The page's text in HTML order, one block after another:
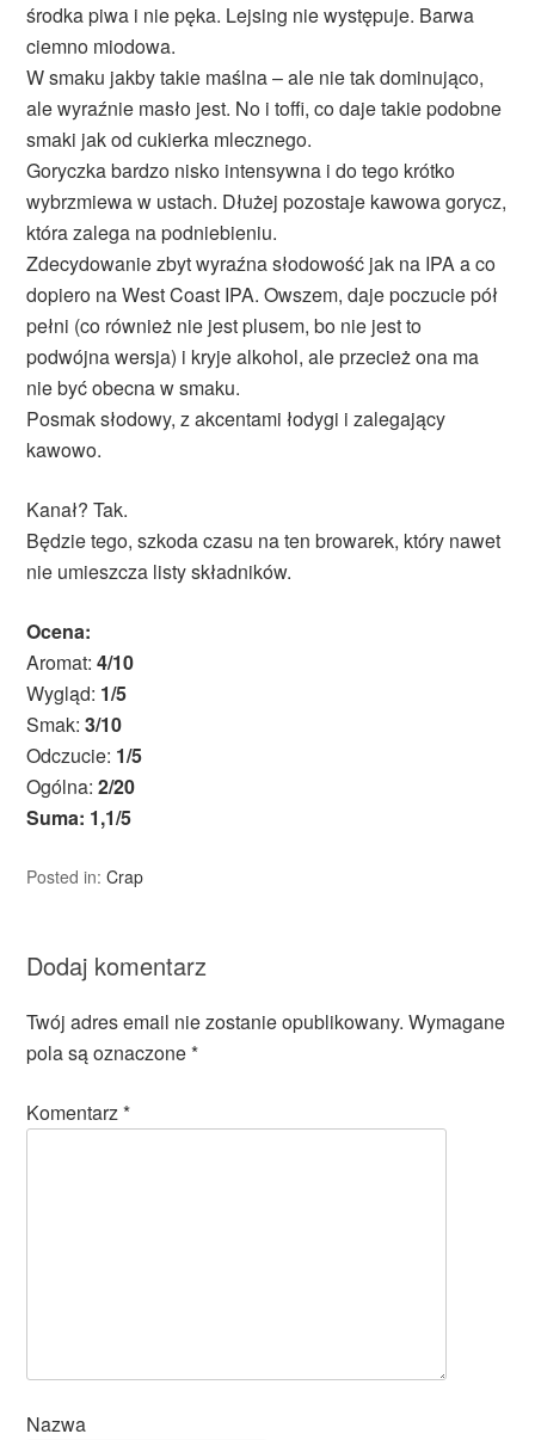
środka piwa i nie pęka. Lejsing nie występuje. Barwa
ciemno miodowa.
W smaku jakby takie maślna – ale nie tak dominująco,
ale wyraźnie masło jest. No i toffi, co daje takie podobne
smaki jak od cukierka mlecznego.
Goryczka bardzo nisko intensywna i do tego krótko
wybrzmiewa w ustach. Dłużej pozostaje kawowa gorycz,
która zalega na podniebieniu.
Zdecydowanie zbyt wyraźna słodowość jak na IPA a co
dopiero na West Coast IPA. Owszem, daje poczucie pół
pełni (co również nie jest plusem, bo nie jest to
podwójna wersja) i kryje alkohol, ale przecież ona ma
nie być obecna w smaku.
Posmak słodowy, z akcentami łodygi i zalegający
kawowo.
Kanał? Tak.
Będzie tego, szkoda czasu na ten browarek, który nawet
nie umieszcza listy składników.
Ocena:
Aromat:4/10
Wygląd: 1/5
Smak:3/10
Odczucie: 1/5
Ogólna:2/20
Suma: 1,1/5
Posted in:Crap
Dodaj komentarz
Twój adres email nie zostanie opublikowany. Wymagane
pola są oznaczone*
Komentarz*
Nazwa